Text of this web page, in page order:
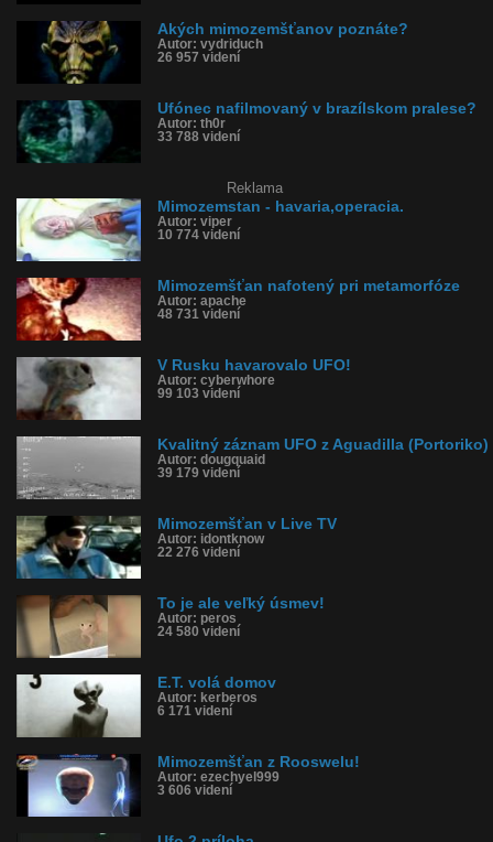
Páči sa: 76% (131 hlasov)
Obľúbené: 78
Komentárov: 536
Dľžka: 0:59
Kategória: šokujúce
Tagy: mimozemšťan, ufónec, ufo, zeta reticulli, vesmír, serpo
História sledovanosti videa:
Akých mimozemšťanov poznáte?
Autor: vydriduch
26 957 videní
Ufónec nafilmovaný v brazílskom pralese?
Autor: th0r
33 788 videní
Reklama
Mimozemstan - havaria,operacia.
Autor: viper
10 774 videní
Mimozemšťan nafotený pri metamorfóze
Autor: apache
48 731 videní
V Rusku havarovalo UFO!
Autor: cyberwhore
99 103 videní
Kvalitný záznam UFO z Aguadilla (Portoriko)
Autor: dougquaid
39 179 videní
Mimozemšťan v Live TV
Autor: idontknow
22 276 videní
To je ale veľký úsmev!
Autor: peros
24 580 videní
E.T. volá domov
Autor: kerberos
6 171 videní
Mimozemšťan z Rooswelu!
Autor: ezechyel999
3 606 videní